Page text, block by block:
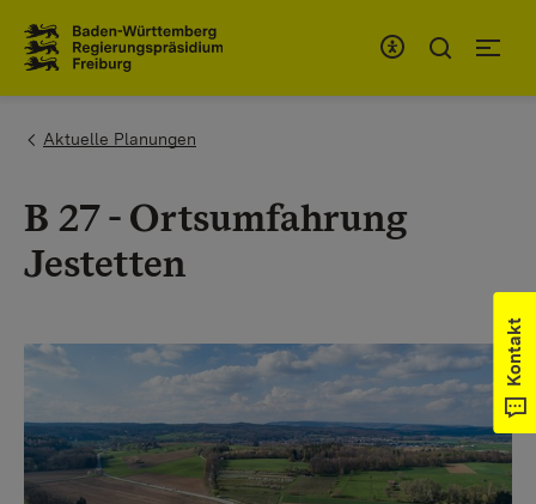
You are here:
Aktuelle Planungen
B 27 - Ortsumfahrung
Jestetten
Kontakt